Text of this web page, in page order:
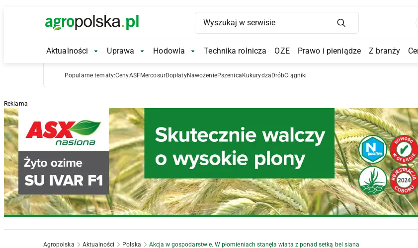
Main Logo
Main Navigation
Aktualności Aktualności Submenu
Uprawa Uprawa Submenu
Hodowla Hodowla Submenu
Technika rolnicza OZE Prawo i pieniądze Z branży
Popularne tematy:CenyASFMercosurDopłatyNawożeniePszenica Kukurydza DróbCiągniki
Reklama
Agropolska Aktualności Polska Akcja w gospodarstwie. W płomieniach stanęła wiata z ponad setką bel siana